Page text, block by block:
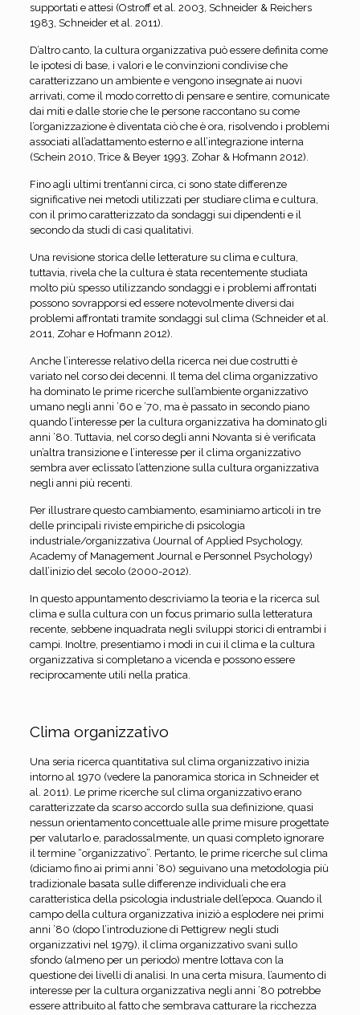
supportati e attesi (Ostroff et al. 2003, Schneider & Reichers
1983, Schneider et al. 2011).
D’altro canto, la cultura organizzativa può essere definita come
le ipotesi di base, i valori e le convinzioni condivise che
caratterizzano un ambiente e vengono insegnate ai nuovi
arrivati, come il modo corretto di pensare e sentire, comunicate
dai miti e dalle storie che le persone raccontano su come
l’organizzazione è diventata ciò che è ora, risolvendo i problemi
associati all’adattamento esterno e all’integrazione interna
(Schein 2010, Trice & Beyer 1993, Zohar & Hofmann 2012).
Fino agli ultimi trent’anni circa, ci sono state differenze
significative nei metodi utilizzati per studiare clima e cultura,
con il primo caratterizzato da sondaggi sui dipendenti e il
secondo da studi di casi qualitativi.
Una revisione storica delle letterature su clima e cultura,
tuttavia, rivela che la cultura è stata recentemente studiata
molto più spesso utilizzando sondaggi e i problemi affrontati
possono sovrapporsi ed essere notevolmente diversi dai
problemi affrontati tramite sondaggi sul clima (Schneider et al.
2011, Zohar e Hofmann 2012).
Anche l’interesse relativo della ricerca nei due costrutti è
variato nel corso dei decenni. Il tema del clima organizzativo
ha dominato le prime ricerche sull’ambiente organizzativo
umano negli anni ’60 e ’70, ma è passato in secondo piano
quando l’interesse per la cultura organizzativa ha dominato gli
anni ’80. Tuttavia, nel corso degli anni Novanta si è verificata
un’altra transizione e l’interesse per il clima organizzativo
sembra aver eclissato l’attenzione sulla cultura organizzativa
negli anni più recenti.
Per illustrare questo cambiamento, esaminiamo articoli in tre
delle principali riviste empiriche di psicologia
industriale/organizzativa (Journal of Applied Psychology,
Academy of Management Journal e Personnel Psychology)
dall’inizio del secolo (2000-2012).
In questo appuntamento descriviamo la teoria e la ricerca sul
clima e sulla cultura con un focus primario sulla letteratura
recente, sebbene inquadrata negli sviluppi storici di entrambi i
campi. Inoltre, presentiamo i modi in cui il clima e la cultura
organizzativa si completano a vicenda e possono essere
reciprocamente utili nella pratica.
Clima organizzativo
Una seria ricerca quantitativa sul clima organizzativo inizia
intorno al 1970 (vedere la panoramica storica in Schneider et
al. 2011). Le prime ricerche sul clima organizzativo erano
caratterizzate da scarso accordo sulla sua definizione, quasi
nessun orientamento concettuale alle prime misure progettate
per valutarlo e, paradossalmente, un quasi completo ignorare
il termine “organizzativo”. Pertanto, le prime ricerche sul clima
(diciamo fino ai primi anni ’80) seguivano una metodologia più
tradizionale basata sulle differenze individuali che era
caratteristica della psicologia industriale dell’epoca. Quando il
campo della cultura organizzativa iniziò a esplodere nei primi
anni ’80 (dopo l’introduzione di Pettigrew negli studi
organizzativi nel 1979), il clima organizzativo svanì sullo
sfondo (almeno per un periodo) mentre lottava con la
questione dei livelli di analisi. In una certa misura, l’aumento di
interesse per la cultura organizzativa negli anni ’80 potrebbe
essere attribuito al fatto che sembrava catturare la ricchezza